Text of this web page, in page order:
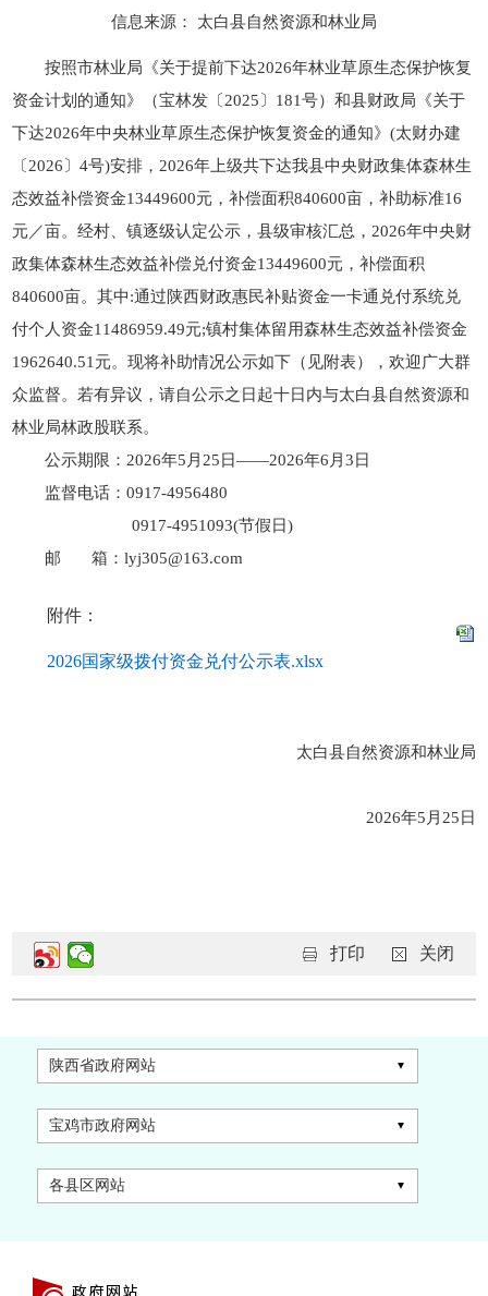
信息来源： 太白县自然资源和林业局
按照市林业局《关于提前下达2026年林业草原生态保护恢复
资金计划的通知》（宝林发〔2025〕181号）和县财政局《关于
下达2026年中央林业草原生态保护恢复资金的通知》(太财办建
〔2026〕4号)安排，2026年上级共下达我县中央财政集体森林生
态效益补偿资金13449600元，补偿面积840600亩，补助标准16
元／亩。经村、镇逐级认定公示，县级审核汇总，2026年中央财
政集体森林生态效益补偿兑付资金13449600元，补偿面积
840600亩。其中:通过陕西财政惠民补贴资金一卡通兑付系统兑
付个人资金11486959.49元;镇村集体留用森林生态效益补偿资金
1962640.51元。现将补助情况公示如下（见附表），欢迎广大群
众监督。若有异议，请自公示之日起十日内与太白县自然资源和
林业局林政股联系。
公示期限：2026年5月25日——2026年6月3日
监督电话：0917-4956480
0917-4951093(节假日)
邮 箱：lyj305@163.com
附件：
2026国家级拨付资金兑付公示表.xlsx
太白县自然资源和林业局
2026年5月25日
打印 关闭
陕西省政府网站
宝鸡市政府网站
各县区网站